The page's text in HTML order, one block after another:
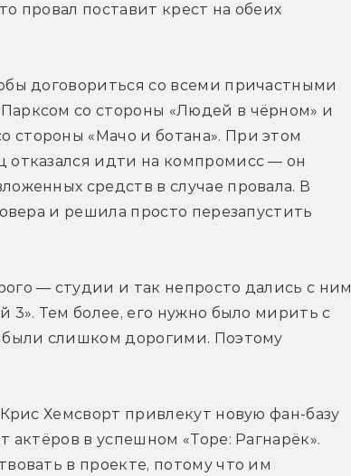
провал поставит крест на обеих
договориться со всеми причастными
со стороны «Людей в чёрном» и
«Мачо и ботана». При этом
идти на компромисс — он
средств в случае провала. В
и решила просто перезапустить
— студии и так непросто дались с ним
3». Тем более, его нужно было мирить с
слишком дорогими. Поэтому
Хемсворт привлекут новую фан-базу
актёров в успешном «Торе: Рагнарёк».
в проекте, потому что им